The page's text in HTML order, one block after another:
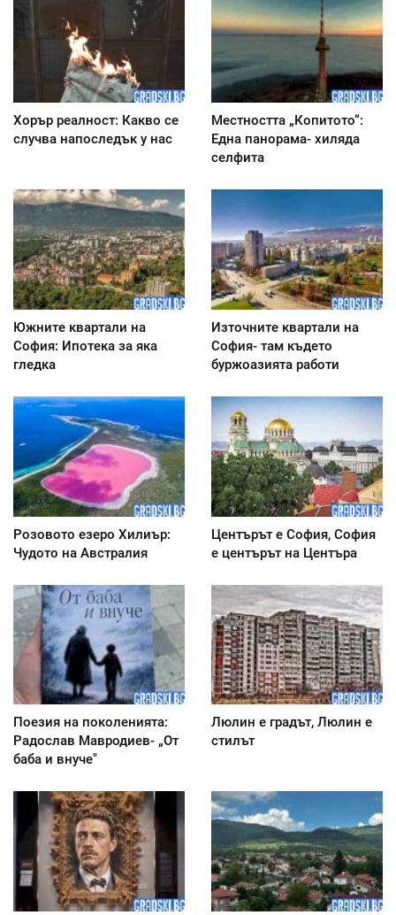
Хорър реалност: Какво се
случва напоследък у нас
Местността „Копитото“:
Една панорама- хиляда
селфита
Южните квартали на
София: Ипотека за яка
гледка
Източните квартали на
София- там където
буржоазията работи
Розовото езеро Хилиър:
Чудото на Австралия
Центърът е София, София
е центърът на Центъра
Поезия на поколенията:
Радослав Мавродиев- „От
баба и внуче"
Люлин е градът, Люлин е
стилът